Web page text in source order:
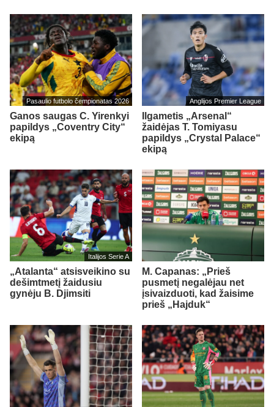
Pasaulio futbolo čempionatas 2026
Ganos saugas C. Yirenkyi
papildys „Coventry City“
ekipą
Anglijos Premier League
Ilgametis „Arsenal“
žaidėjas T. Tomiyasu
papildys „Crystal Palace“
ekipą
Italijos Serie A
„Atalanta“ atsisveikino su
dešimtmetį žaidusiu
gynėju B. Djimsiti
M. Capanas: „Prieš
pusmetį negalėjau net
įsivaizduoti, kad žaisime
prieš „Hajduk“